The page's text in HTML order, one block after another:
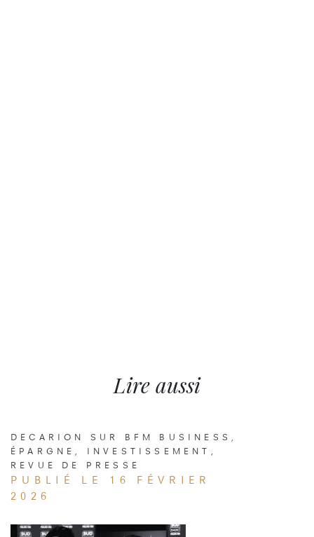
Lire aussi
DECARION SUR BFM BUSINESS ,
ÉPARGNE , INVESTISSEMENT ,
REVUE DE PRESSE
PUBLIÉ LE 16 FÉVRIER
2026